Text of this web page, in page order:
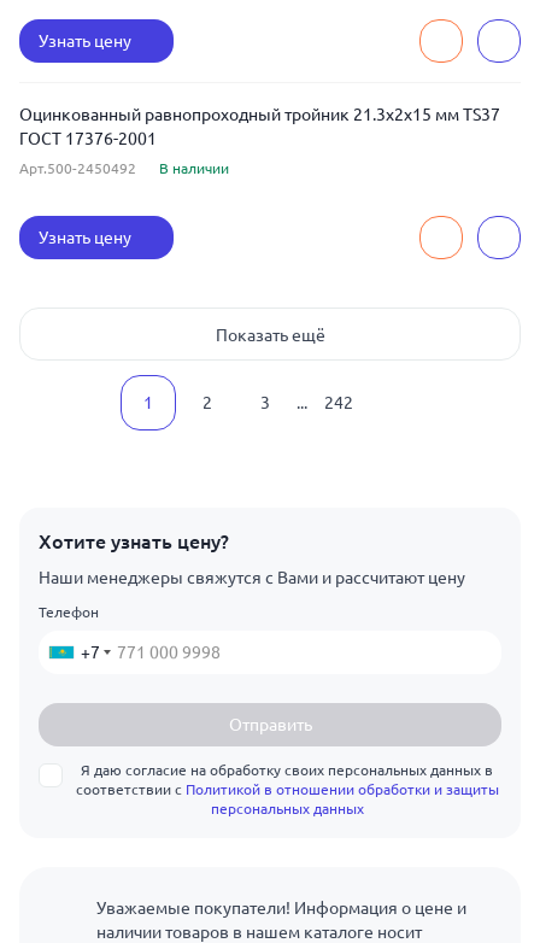
Узнать цену
Оцинкованный равнопроходный тройник 21.3x2x15 мм TS37
ГОСТ 17376-2001
Арт.500-2450492 В наличии
Узнать цену
Показать ещё
1 2 3 ... 242
Хотите узнать цену?
Наши менеджеры свяжутся с Вами и рассчитают цену
Телефон
+7
Отправить
Я даю согласие на обработку своих персональных данных в
соответствии с Политикой в отношении обработки и защиты
персональных данных
Уважаемые покупатели! Информация о цене и
наличии товаров в нашем каталоге носит